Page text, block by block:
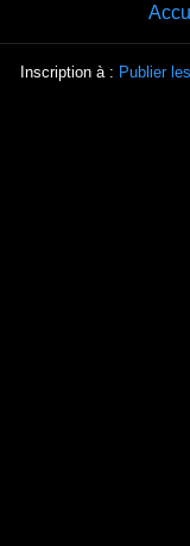
Inscription à : Publier